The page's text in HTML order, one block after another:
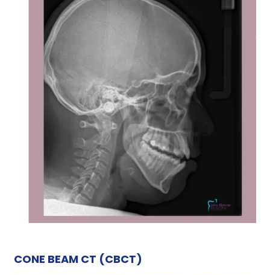
CONE BEAM CT (CBCT)